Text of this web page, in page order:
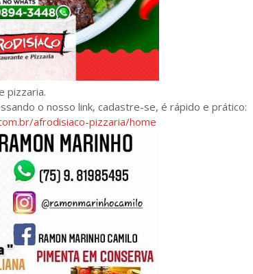
pizzaria.
o nosso link, cadastre-se, é rápido e prático:
afrodisiaco-pizzaria/home